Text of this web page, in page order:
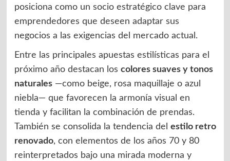
posiciona como un socio estratégico clave para
emprendedores que deseen adaptar sus
negocios a las exigencias del mercado actual.
Entre las principales apuestas estilísticas para el
próximo año destacan los colores suaves y tonos
naturales—como beige, rosa maquillaje o azul
niebla— que favorecen la armonía visual en
tienda y facilitan la combinación de prendas.
También se consolida la tendencia del estilo retro
renovado, con elementos de los años 70 y 80
reinterpretados bajo una mirada moderna y